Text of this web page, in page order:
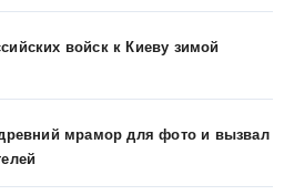
войск к Киеву зимой
древний мрамор для фото и вызвал